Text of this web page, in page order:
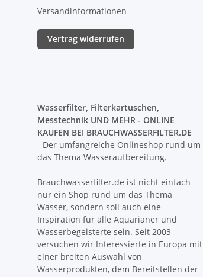
Versandinformationen
Vertrag widerrufen
Wasserfilter, Filterkartuschen,
Messtechnik UND MEHR - ONLINE
KAUFEN BEI BRAUCHWASSERFILTER.DE
- Der umfangreiche Onlineshop rund um
das Thema Wasseraufbereitung.
Brauchwasserfilter.de ist nicht einfach
nur ein Shop rund um das Thema
Wasser, sondern soll auch eine
Inspiration für alle Aquarianer und
Wasserbegeisterte sein. Seit 2003
versuchen wir Interessierte in Europa mit
einer breiten Auswahl von
Wasserprodukten, dem Bereitstellen der